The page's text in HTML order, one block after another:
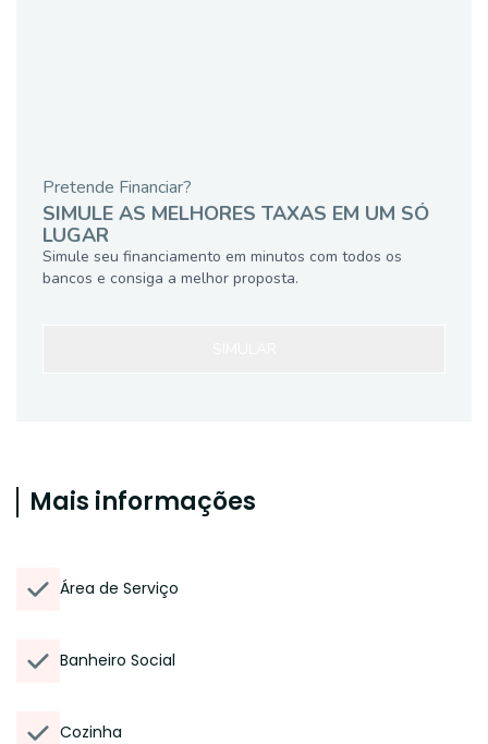
Pretende Financiar?
SIMULE AS MELHORES TAXAS EM UM SÓ
LUGAR
Simule seu financiamento em minutos com todos os
bancos e consiga a melhor proposta.
Mais informações
Área de Serviço
Banheiro Social
Cozinha